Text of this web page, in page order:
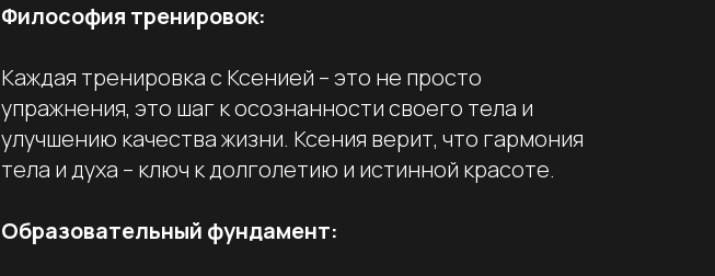
Философия тренировок:
Каждая тренировка с Ксенией – это не просто
упражнения, это шаг к осознанности своего тела и
улучшению качества жизни. Ксения верит, что гармония
тела и духа – ключ к долголетию и истинной красоте.
Образовательный фундамент: